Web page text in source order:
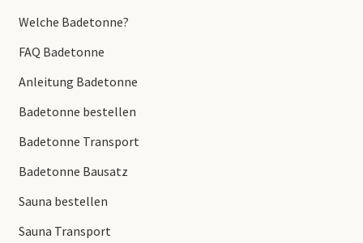
Welche Badetonne?
FAQ Badetonne
Anleitung Badetonne
Badetonne bestellen
Badetonne Transport
Badetonne Bausatz
Sauna bestellen
Sauna Transport